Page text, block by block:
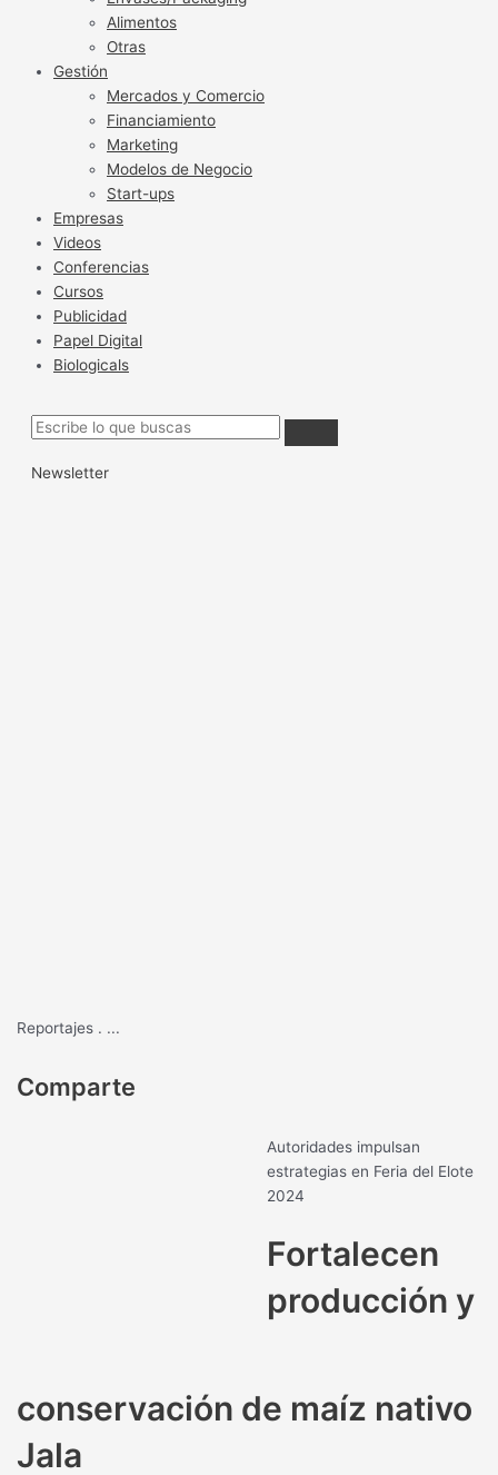
Alimentos
Otras
Gestión
Mercados y Comercio
Financiamiento
Marketing
Modelos de Negocio
Start-ups
Empresas
Videos
Conferencias
Cursos
Publicidad
Papel Digital
Biologicals
Newsletter
Reportajes . ...
Comparte
Autoridades impulsan
estrategias en Feria del Elote
2024
Fortalecen
producción y
conservación de maíz nativo
Jala